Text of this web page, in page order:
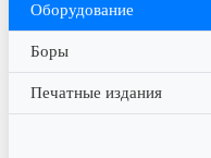
Оборудование
Боры
Печатные издания